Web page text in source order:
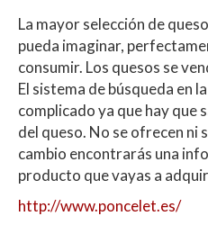
La mayor selección de
pueda imaginar,
consumir. Los quesos se
El sistema de búsqueda en
complicado ya que hay que
del queso. No se ofrecen ni
cambio encontrarás una
producto que vayas a
http://www.poncelet.es/